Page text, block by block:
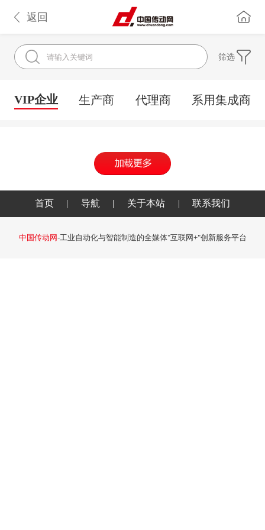
返回
筛选
VIP企业 生产商 代理商 系用集成商
首页 | 导航 | 关于本站 | 联系我们
中国传动网-工业自动化与智能制造的全媒体"互联网+"创新服务平台